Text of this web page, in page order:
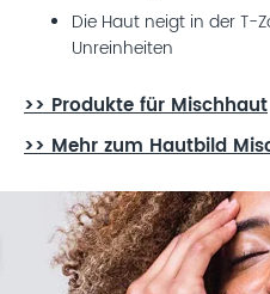
Die Haut neigt in der T-
Unreinheiten
>>Produkte für Mischhaut
>> Mehr zum Hautbild